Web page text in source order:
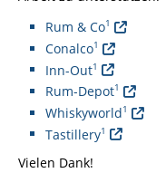
Rum & Co1
Conalco1
Inn-Out1
Rum-Depot1
Whiskyworld1
Tastillery1
Vielen Dank!